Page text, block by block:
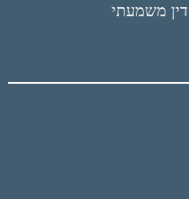
דין משמעתי